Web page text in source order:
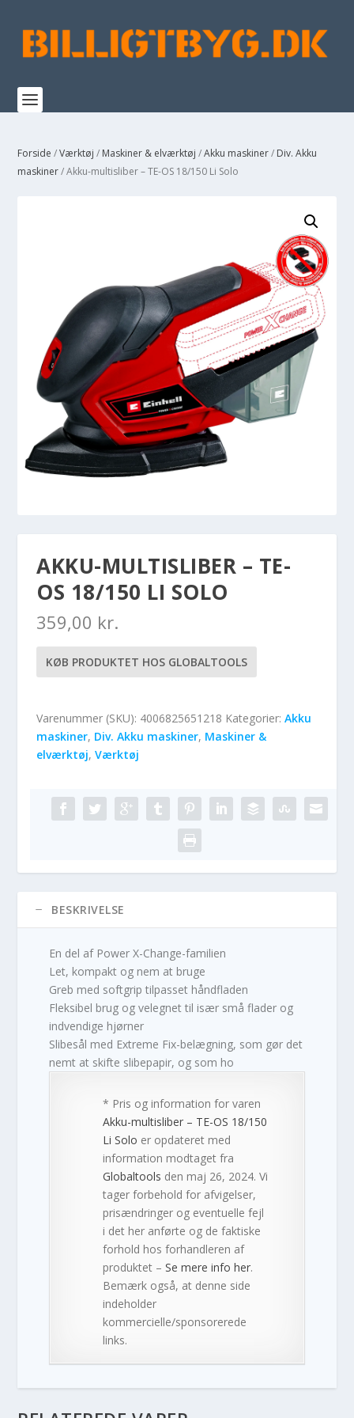
Forside /Værktøj / Maskiner & elværktøj /Akku maskiner/ Div. Akku
maskiner/ Akku-multisliber – TE-OS 18/150 Li Solo
AKKU-MULTISLIBER – TE-
OS 18/150 LI SOLO
359,00 kr.
KØB PRODUKTET HOS GLOBALTOOLS
Varenummer (SKU): 4006825651218 Kategorier:Akku
maskiner, Div. Akku maskiner, Maskiner &
elværktøj,Værktøj
BESKRIVELSE
En del af Power X-Change-familien
Let, kompakt og nem at bruge
Greb med softgrip tilpasset håndfladen
Fleksibel brug og velegnet til især små flader og
indvendige hjørner
Slibesål med Extreme Fix-belægning, som gør det
nemt at skifte slibepapir, og som ho
* Pris og information for varen
Akku-multisliber – TE-OS 18/150
Li Solo er opdateret med
information modtaget fra
Globaltools den maj 26, 2024. Vi
tager forbehold for afvigelser,
prisændringer og eventuelle fejl
i det her anførte og de faktiske
forhold hos forhandleren af
produktet –Se mere info her.
Bemærk også, at denne side
indeholder
kommercielle/sponsorerede
links.